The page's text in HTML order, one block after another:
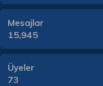
Mesajlar
15,945
Üyeler
73